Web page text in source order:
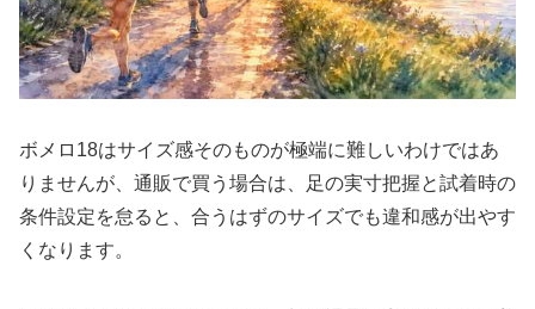
ボメロ18はサイズ感そのものが極端に難しいわけではあ
りませんが、通販で買う場合は、足の実寸把握と試着時の
条件設定を怠ると、合うはずのサイズでも違和感が出やす
くなります。